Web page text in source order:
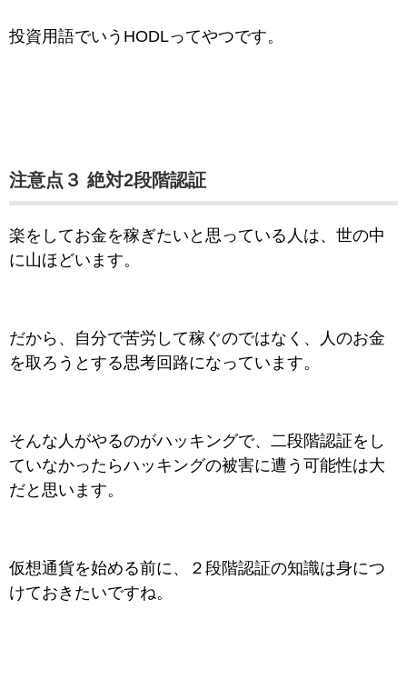
投資用語でいうHODLってやつです。
注意点３ 絶対2段階認証
楽をしてお金を稼ぎたいと思っている人は、世の中
に山ほどいます。
だから、自分で苦労して稼ぐのではなく、人のお金
を取ろうとする思考回路になっています。
そんな人がやるのがハッキングで、二段階認証をし
ていなかったらハッキングの被害に遭う可能性は大
だと思います。
仮想通貨を始める前に、２段階認証の知識は身につ
けておきたいですね。